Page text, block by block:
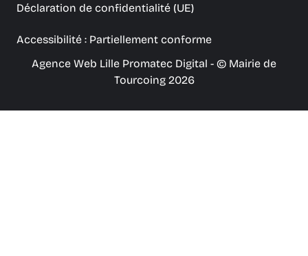
Déclaration de confidentialité (UE)
Accessibilité : Partiellement conforme
Agence Web Lille Promatec Digital - © Mairie de
Tourcoing 2026